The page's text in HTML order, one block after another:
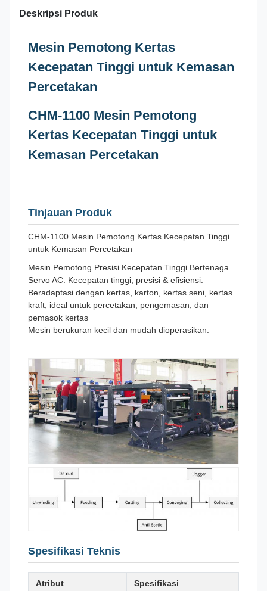
Deskripsi Produk
Mesin Pemotong Kertas
Kecepatan Tinggi untuk Kemasan
Percetakan
CHM-1100 Mesin Pemotong
Kertas Kecepatan Tinggi untuk
Kemasan Percetakan
Tinjauan Produk
CHM-1100 Mesin Pemotong Kertas Kecepatan Tinggi
untuk Kemasan Percetakan
Mesin Pemotong Presisi Kecepatan Tinggi Bertenaga
Servo AC: Kecepatan tinggi, presisi & efisiensi.
Beradaptasi dengan kertas, karton, kertas seni, kertas
kraft, ideal untuk percetakan, pengemasan, dan
pemasok kertas
Mesin berukuran kecil dan mudah dioperasikan.
Spesifikasi Teknis
Atribut Spesifikasi